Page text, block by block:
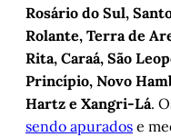
Rosário do Sul,
Rolante, Terra de
Rita, Caraá, São
Princípio, Novo
Hartz e Xangri-Lá.
sendo apurados e